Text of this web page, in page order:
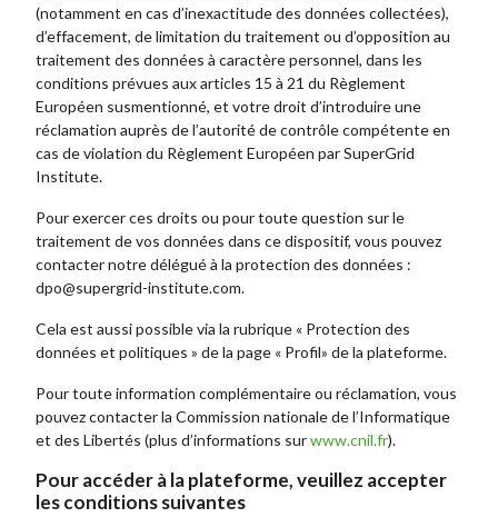
(notamment en cas d’inexactitude des données collectées),
d’effacement, de limitation du traitement ou d’opposition au
traitement des données à caractère personnel, dans les
conditions prévues aux articles 15 à 21 du Règlement
Européen susmentionné, et votre droit d’introduire une
réclamation auprès de l’autorité de contrôle compétente en
cas de violation du Règlement Européen par SuperGrid
Institute.
Pour exercer ces droits ou pour toute question sur le
traitement de vos données dans ce dispositif, vous pouvez
contacter notre délégué à la protection des données :
dpo@supergrid-institute.com.
Cela est aussi possible via la rubrique « Protection des
données et politiques » de la page « Profil» de la plateforme.
Pour toute information complémentaire ou réclamation, vous
pouvez contacter la Commission nationale de l’Informatique
et des Libertés (plus d’informations surwww.cnil.fr).
Pour accéder à la plateforme, veuillez accepter
les conditions suivantes